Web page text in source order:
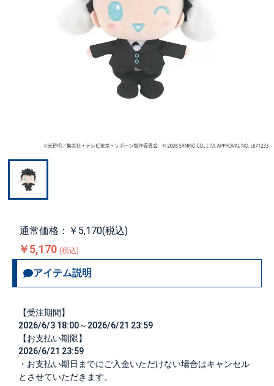
通常価格：￥5,170(税込)
￥5,170 (税込)
アイテム説明
【受注期間】
2026/6/3 18:00～2026/6/21 23:59
【お支払い期限】
2026/6/21 23:59
・お支払い期日までにご入金いただけない場合はキャンセル
とさせていただきます。